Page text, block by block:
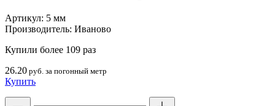
Артикул: 5 мм
Производитель: Иваново
Купили более 109 раз
26.20 руб. за погонный метр
Купить